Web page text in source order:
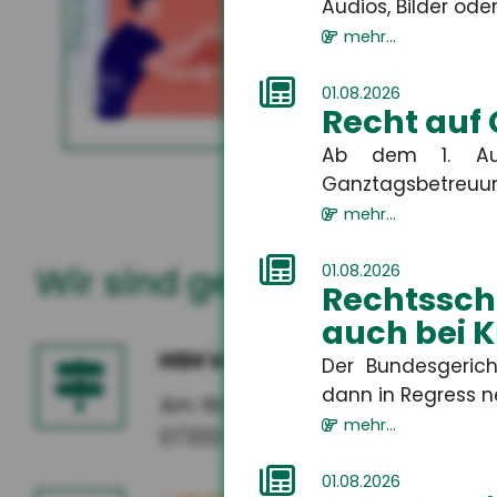
Audios, Bilder
mehr...
01.08.2026
Recht
Ab dem 1.
mehr...
01.08.2026
auch bei
Der
dann in Regress
mehr...
01.08.2026
MEHR
Wir sind gerne für Sie da
HSH Versicherungsmakler
Am Wasserlauf 5
07333 Unterwellenborn